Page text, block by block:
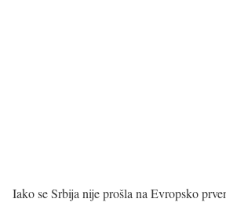
Iako se Srbija nije prošla na Evropsko